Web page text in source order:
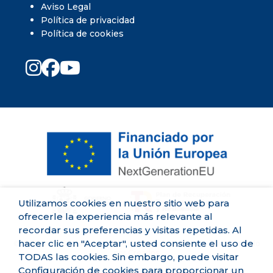
Aviso Legal
Política de privacidad
Política de cookies
©Centro de Fisioterapia Zaidín David Higueras. 2026 | Desarrollado
por
Creados
Utilizamos cookies en nuestro sitio web para
ofrecerle la experiencia más relevante al
recordar sus preferencias y visitas repetidas. Al
hacer clic en "Aceptar", usted consiente el uso de
TODAS las cookies. Sin embargo, puede visitar
Configuración de cookies para proporcionar un